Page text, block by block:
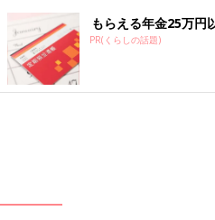
もらえる年金25万円
PR(くらしの話題)